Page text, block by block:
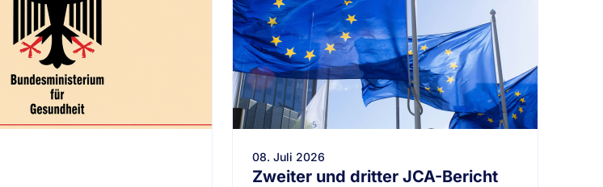
08. Juli 2026
Zweiter und dritter JCA-Bericht